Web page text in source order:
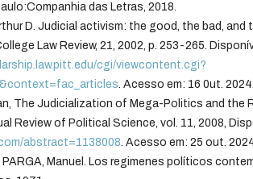
das Letras, 2018.
D. Judicial activism: the good, the bad, and
Law Review, 21, 2002, p. 253-265.
cgi/viewcontent.cgi?
. Acesso em: 16 0ut. 2024.
The Judicialization of Mega-Politics and the
Review of Political Science, vol. 11, 2008,
abstract=1138008. Acesso em: 25 out.
PARGA, Manuel. Los regimenes políticos